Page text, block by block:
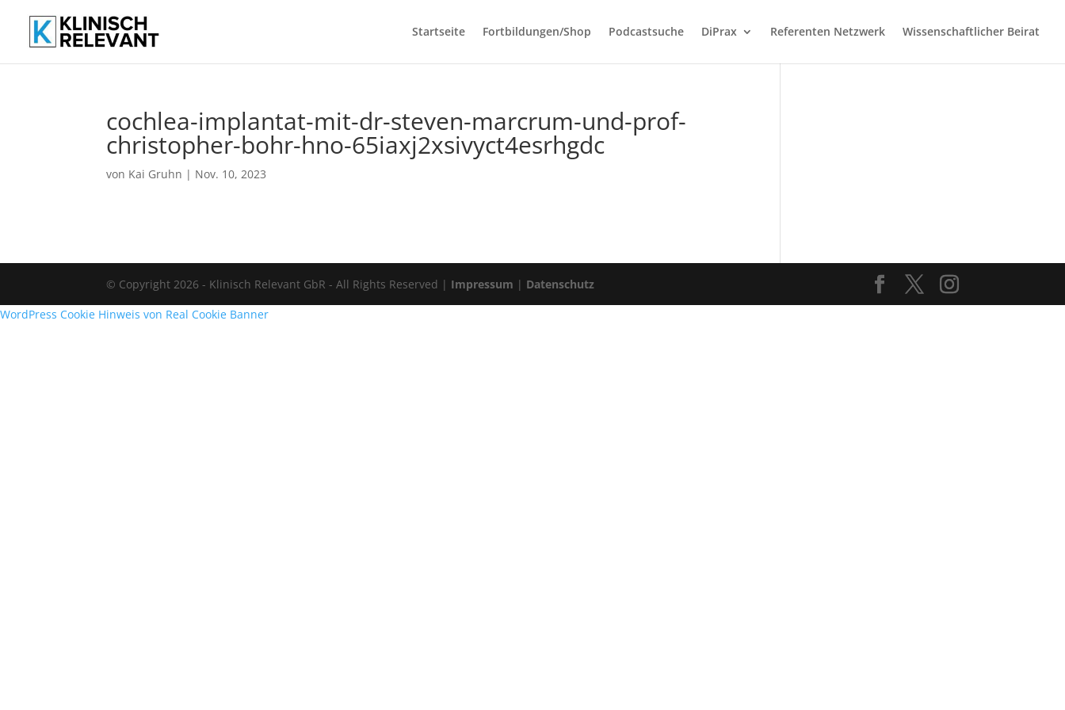
Startseite Fortbildungen/Shop Podcastsuche DiPrax Referenten Netzwerk Wissenschaftlicher Beirat
cochlea-implantat-mit-dr-steven-marcrum-und-prof-
christopher-bohr-hno-65iaxj2xsivyct4esrhgdc
von Kai Gruhn | Nov. 10, 2023
© Copyright 2026 - Klinisch Relevant GbR - All Rights Reserved | Impressum | Datenschutz
WordPress Cookie Hinweis von Real Cookie Banner